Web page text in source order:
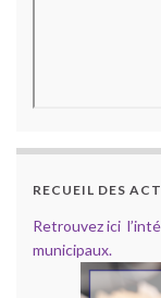
RECUEIL DES
Retrouvez ici
municipaux.